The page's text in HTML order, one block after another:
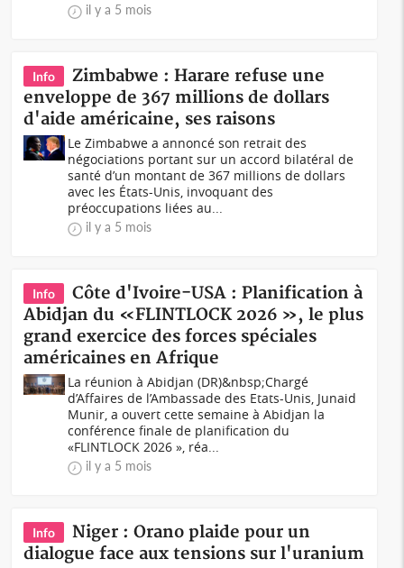
il y a 5 mois
Info
Zimbabwe : Harare refuse une
enveloppe de 367 millions de dollars
d'aide américaine, ses raisons
Le Zimbabwe a annoncé son retrait des
négociations portant sur un accord bilatéral de
santé d’un montant de 367 millions de dollars
avec les États-Unis, invoquant des
préoccupations liées au...
il y a 5 mois
Info
Côte d'Ivoire-USA : Planification à
Abidjan du «FLINTLOCK 2026 », le plus
grand exercice des forces spéciales
américaines en Afrique
La réunion à Abidjan (DR)&nbsp;Chargé
d’Affaires de l’Ambassade des Etats-Unis, Junaid
Munir, a ouvert cette semaine à Abidjan la
conférence finale de planification du
«FLINTLOCK 2026 », réa...
il y a 5 mois
Info
Niger : Orano plaide pour un
dialogue face aux tensions sur l'uranium